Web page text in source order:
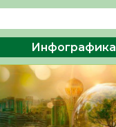
Инфографика